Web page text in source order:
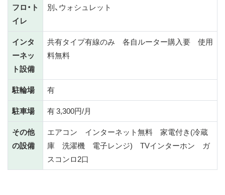
フロ・ト
イレ
別、ウォシュレット
インタ
ーネッ
ト設備
共有タイプ有線のみ 各自ルーター購入要 使用
料無料
駐輪場
有
駐車場
有 3,300円/月
その他
の設備
エアコン インターネット無料 家電付き(冷蔵
庫 洗濯機 電子レンジ) TVインターホン ガ
スコンロ2口